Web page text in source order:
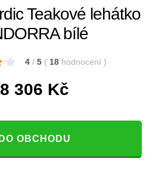
Teakové lehátko
bílé
4 / 5 ( 18 hodnocení )
8 306 Kč
DO OBCHODU